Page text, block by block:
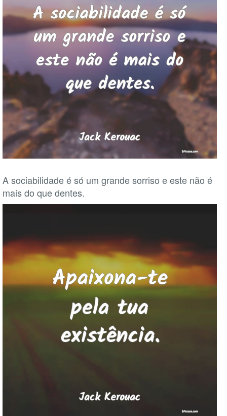
A sociabilidade é só um grande sorriso e este não é
mais do que dentes.